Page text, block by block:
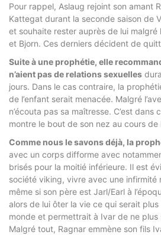
Pour rappel, Aslaug rejoint son amant
Kattegat durant la seconde saison de
et souhaite rester auprès de lui
et Bjorn. Ces derniers décident de
Suite à une prophétie, elle
n’aient pas de relations sexuelles
jours. Dans le cas contraire, la
de l’enfant serait menacée. Malgré
n’écouta pas sa maîtresse. C’est dans
montre le bout de son nez au cours de
Comme nous le savons déjà, la
avec un corps difforme avec
brisés pour la moitié inférieure. Il est
société viking, vivre avec une infirmité
même si son père est Jarl/Earl à
alors de lui ôter la vie ce qui serait
monde et permettrait à Ivar de ne plus
Malgré tout, Ragnar emmène son fils